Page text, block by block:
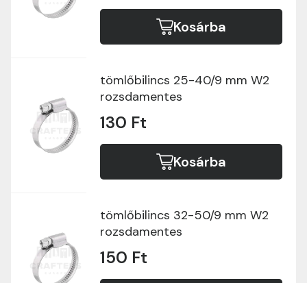
Kosárba
tömlőbilincs 25-40/9 mm W2
rozsdamentes
130 Ft
Kosárba
tömlőbilincs 32-50/9 mm W2
rozsdamentes
150 Ft